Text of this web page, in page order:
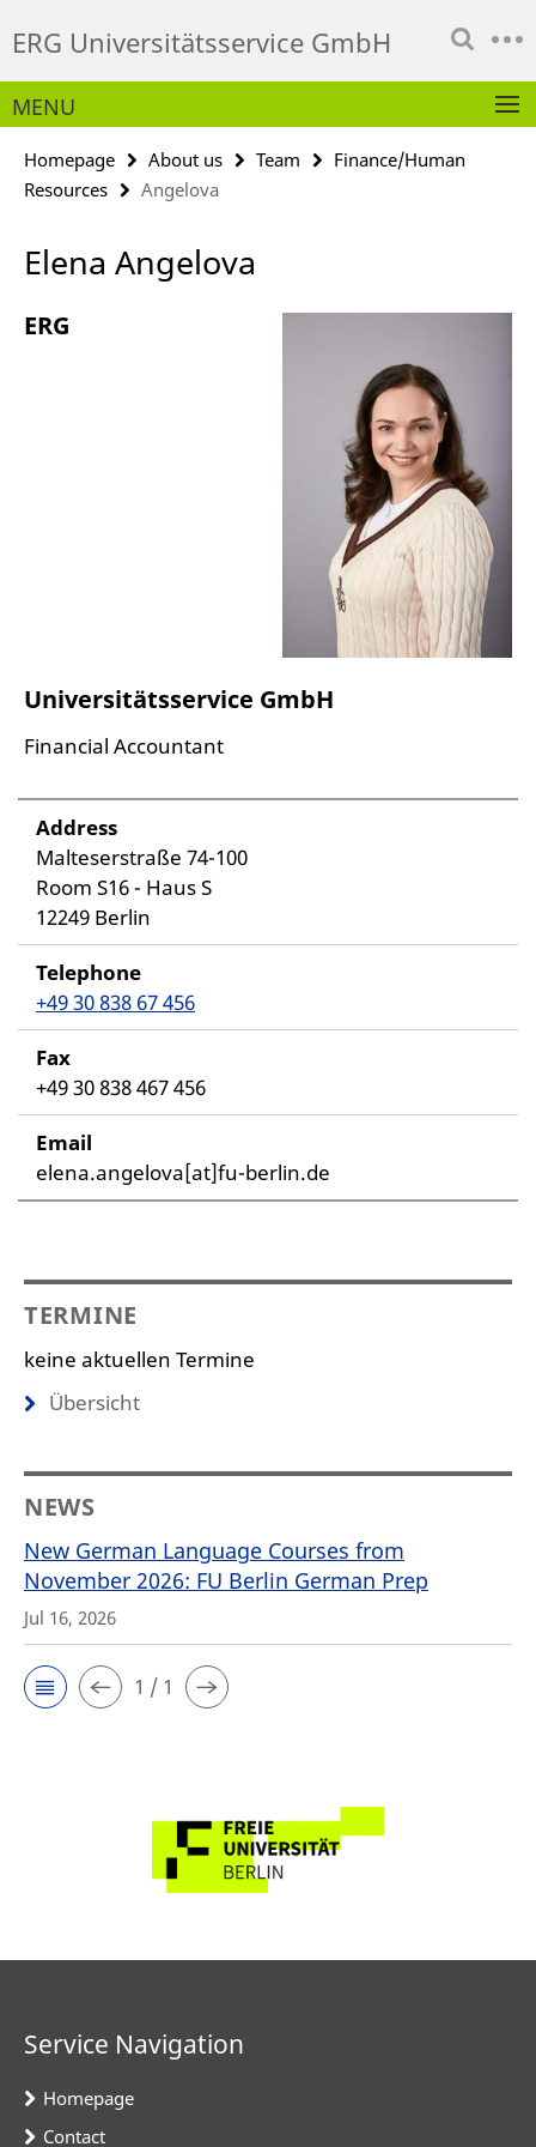
direkt
Inhalt
ERG Universitätsservice GmbH
Service
Navigation
MENU
Homepage About us Team
Finance/Human
Resources
Angelova
Elena Angelova
ERG
Universitätsservice GmbH
Financial Accountant
Address
Malteserstraße 74-100
Room S16 - Haus S
12249 Berlin
Telephone
+49 30 838 67 456
Fax
+49 30 838 467 456
Email
elena.angelova[at]fu-berlin.de
TERMINE
keine aktuellen Termine
Übersicht
NEWS
New German Language Courses from
November 2026: FU Berlin German Prep
Jul 16, 2026
1 / 1
Service Navigation
Homepage
Contact